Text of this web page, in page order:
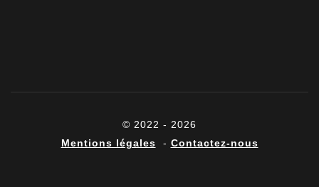
© 2022 - 2026
Mentions légales - Contactez-nous